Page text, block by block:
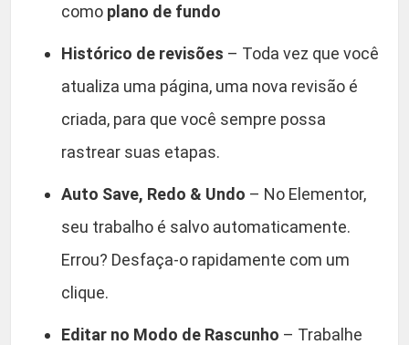
como plano de fundo
Histórico de revisões – Toda vez que você
atualiza uma página, uma nova revisão é
criada, para que você sempre possa
rastrear suas etapas.
Auto Save, Redo & Undo – No Elementor,
seu trabalho é salvo automaticamente.
Errou? Desfaça-o rapidamente com um
clique.
Editar no Modo de Rascunho – Trabalhe